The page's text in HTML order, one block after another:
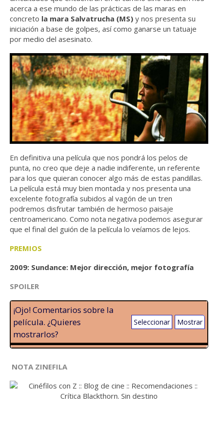
acerca a ese mundo de las prácticas de las maras en
concreto la mara Salvatrucha (MS) y nos presenta su
iniciación a base de golpes, así como ganarse un tatuaje
por medio del asesinato.
En definitiva una película que nos pondrá los pelos de
punta, no creo que deje a nadie indiferente, un referente
para los que quieran conocer algo más de estas pandillas.
La película está muy bien montada y nos presenta una
excelente fotografía subidos al vagón de un tren
podremos disfrutar también de hermoso paisaje
centroamericano. Como nota negativa podemos asegurar
que el final del guión de la película lo veíamos de lejos.
PREMIOS
2009: Sundance: Mejor dirección, mejor fotografía
SPOILER
¡Ojo! Comentarios sobre la
película. ¿Quieres
mostrarlos?
Seleccionar Mostrar
NOTA ZINEFILA